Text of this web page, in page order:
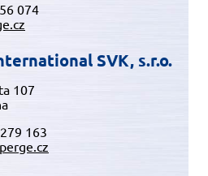
074
SVK, s.r.o.
107
163